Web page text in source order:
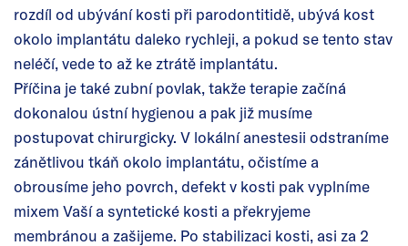
rozdíl od ubývání kosti při parodontitidě, ubývá kost
okolo implantátu daleko rychleji, a pokud se tento stav
neléčí, vede to až ke ztrátě implantátu.
Příčina je také zubní povlak, takže terapie začíná
dokonalou ústní hygienou a pak již musíme
postupovat chirurgicky. V lokální anestesii odstraníme
zánětlivou tkáň okolo implantátu, očistíme a
obrousíme jeho povrch, defekt v kosti pak vyplníme
mixem Vaší a syntetické kosti a překryjeme
membránou a zašijeme. Po stabilizaci kosti, asi za 2